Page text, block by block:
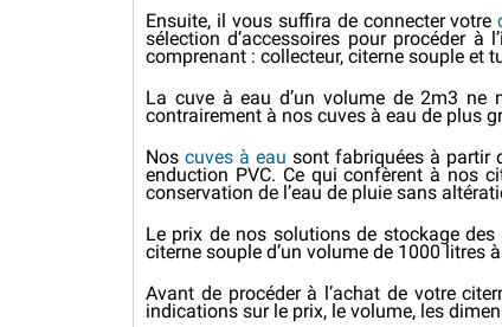
Ensuite, il vous suffira de connecter votre
sélection d’accessoires pour procéder
comprenant : collecteur, citerne souple et
La cuve à eau d’un volume de 2m3 ne
contrairement à nos cuves à eau de plus
Nos cuves à eau sont fabriquées à partir
enduction PVC. Ce qui confèrent à nos
conservation de l’eau de pluie sans
Le prix de nos solutions de stockage
citerne souple d’un volume de 1000 litres
Avant de procéder à l’achat de votre
indications sur le prix, le volume, les